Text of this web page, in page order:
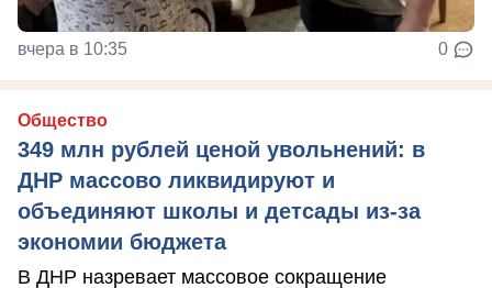
вчера в 10:35 0
Общество
349 млн рублей ценой увольнений: в
ДНР массово ликвидируют и
объединяют школы и детсады из-за
экономии бюджета
В ДНР назревает массовое сокращение